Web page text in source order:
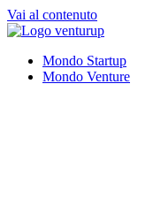
Vai al contenuto
Mondo Startup
Mondo Venture